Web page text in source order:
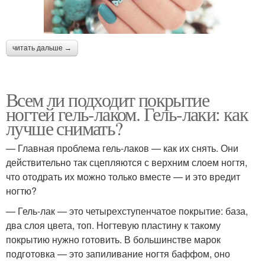
читать дальше →
Всем ли подходит покрытие
ногтей гель-лаком. Гель-лаки: как
лучше снимать?
— Главная проблема гель-лаков — как их снять. Они
действительно так сцепляются с верхним слоем ногтя,
что отодрать их можно только вместе — и это вредит
ногтю?
— Гель-лак — это четырехступенчатое покрытие: база,
два слоя цвета, топ. Ногтевую пластину к такому
покрытию нужно готовить. В большинстве марок
подготовка — это запиливание ногтя баффом, оно